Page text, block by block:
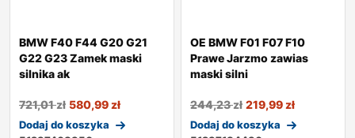
BMW F40 F44 G20 G21
G22 G23 Zamek maski
silnika ak
721,01zł 580,99zł
Dodaj do koszyka
OE BMW F01 F07 F10
Prawe Jarzmo zawias
maski silni
244,23zł 219,99zł
Dodaj do koszyka